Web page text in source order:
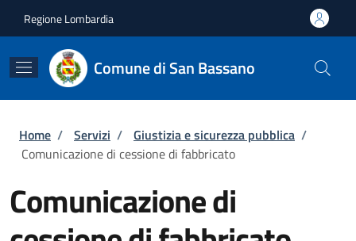
Regione Lombardia
Comune di San Bassano
Briciole di pane
Home / Servizi / Giustizia e sicurezza pubblica /
Comunicazione di cessione di fabbricato
Comunicazione di